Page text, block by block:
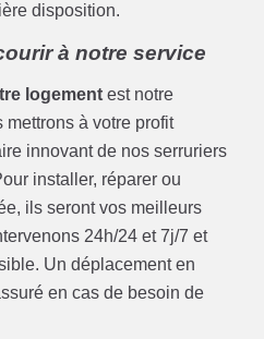
disposition.
à notre service
logement est notre
à votre profit
innovant de nos serruriers
installer, réparer ou
ils seront vos meilleurs
24h/24 et 7j/7 et
Un déplacement en
en cas de besoin de